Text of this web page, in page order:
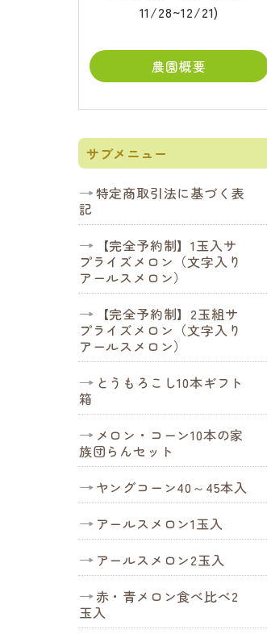
11/28~12/21)
農園概要
サブメニュー
特定商取引法に基づく表
記
【完全予約制】1玉入サ
プライズメロン（文字入り
アールスメロン）
【完全予約制】2玉組サ
プライズメロン（文字入り
アールスメロン）
とうもろこし10本ギフト
箱
メロン・コーン10本の家
族団らんセット
ヤングコーン40～45本入
アールスメロン1玉入
アールスメロン2玉入
赤・青メロン食べ比べ2
玉入